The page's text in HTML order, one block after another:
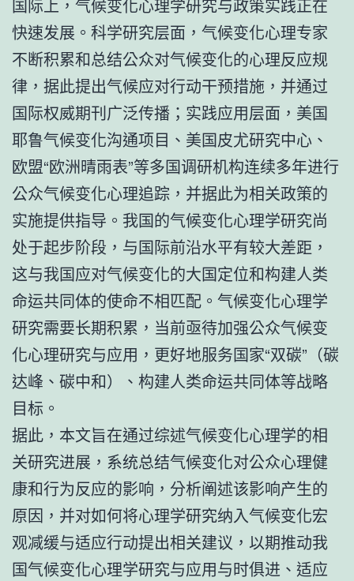
国际上，气候变化心理学研究与政策实践正在
快速发展。科学研究层面，气候变化心理专家
不断积累和总结公众对气候变化的心理反应规
律，据此提出气候应对行动干预措施，并通过
国际权威期刊广泛传播；实践应用层面，美国
耶鲁气候变化沟通项目、美国皮尤研究中心、
欧盟“欧洲晴雨表”等多国调研机构连续多年进行
公众气候变化心理追踪，并据此为相关政策的
实施提供指导。我国的气候变化心理学研究尚
处于起步阶段，与国际前沿水平有较大差距，
这与我国应对气候变化的大国定位和构建人类
命运共同体的使命不相匹配。气候变化心理学
研究需要长期积累，当前亟待加强公众气候变
化心理研究与应用，更好地服务国家“双碳”（碳
达峰、碳中和）、构建人类命运共同体等战略
目标。
据此，本文旨在通过综述气候变化心理学的相
关研究进展，系统总结气候变化对公众心理健
康和行为反应的影响，分析阐述该影响产生的
原因，并对如何将心理学研究纳入气候变化宏
观减缓与适应行动提出相关建议，以期推动我
国气候变化心理学研究与应用与时俱进、适应